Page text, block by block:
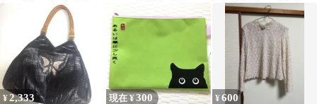
ファンデーション セッ
ーホルダー 刻印入り
¥2,333 現在 ¥300 ¥600